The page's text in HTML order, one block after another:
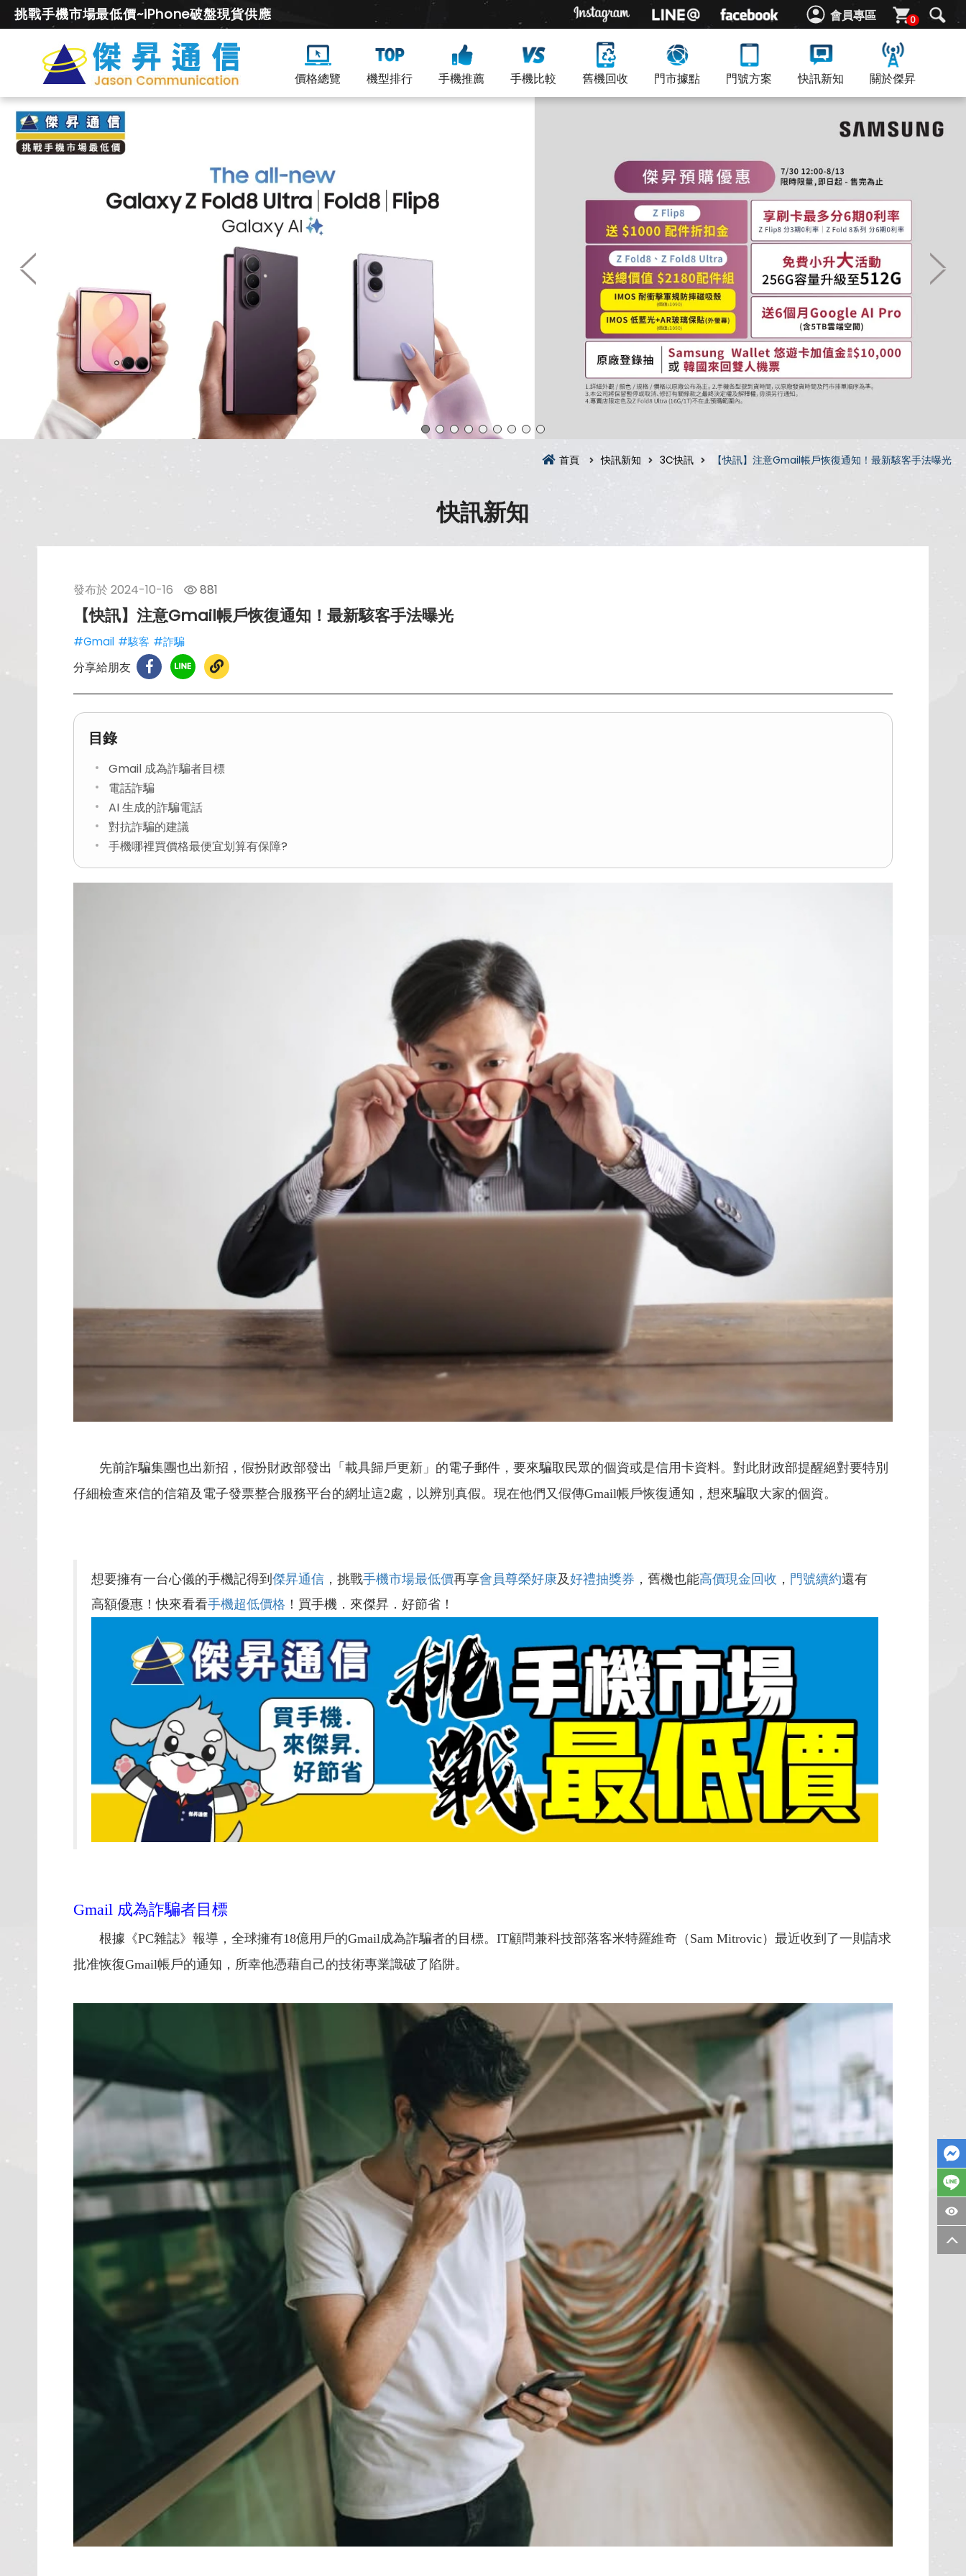
會員專區 0
挑戰手機市場最低價~iPhone破盤現貨供應
價格總覽 機型排行 手機推薦 手機比較 舊機回收 門市據點 門號方案 快訊新知 關於傑昇
首頁 快訊新知 3C快訊 【快訊】注意Gmail帳戶恢復通知！最新駭客手法曝光
快訊新知
發布於 2024-10-16 881
【快訊】注意Gmail帳戶恢復通知！最新駭客手法曝光
#Gmail #駭客 #詐騙
分享給朋友
目錄
Gmail 成為詐騙者目標
電話詐騙
AI 生成的詐騙電話
對抗詐騙的建議
手機哪裡買價格最便宜划算有保障?
先前詐騙集團也出新招，假扮財政部發出「載具歸戶更新」的電子郵件，要來騙取民眾的個資或是信用卡資料。對此財政部提醒絕對要特別
仔細檢查來信的信箱及電子發票整合服務平台的網址這2處，以辨別真假。現在他們又假傳Gmail帳戶恢復通知，想來騙取大家的個資。
想要擁有一台心儀的手機記得到 傑昇通信 ，挑戰手機市場最低價再享會員尊榮好康及好禮抽獎券 ，舊機也能高價現金回收 ， 門號續約還有
高額優惠！快來看看手機超低價格 ！買手機．來傑昇．好節省！
Gmail 成為詐騙者目標
根據《PC雜誌》報導，全球擁有18億用戶的Gmail成為詐騙者的目標。IT顧問兼科技部落客米特羅維奇（Sam Mitrovic）最近收到了一則請求
批准恢復Gmail帳戶的通知，所幸他憑藉自己的技術專業識破了陷阱。